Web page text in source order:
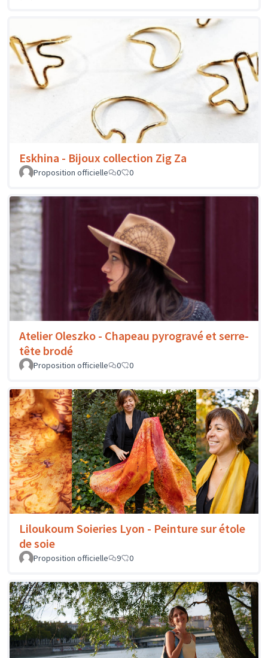
Eskhina - Bijoux collection Zig Za
Proposition officielle 0 0
Atelier Oleszko - Chapeau pyrogravé et serre-
tête brodé
Proposition officielle 0 0
Liloukoum Soieries Lyon - Peinture sur étole
de soie
Proposition officielle 9 0